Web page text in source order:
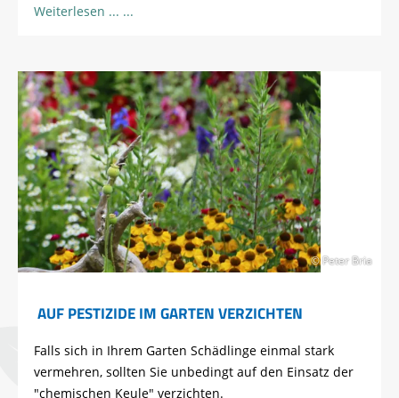
Weiterlesen ...
© Peter Bria
AUF PESTIZIDE IM GARTEN VERZICHTEN
Falls sich in Ihrem Garten Schädlinge einmal stark
vermehren, sollten Sie unbedingt auf den Einsatz der
"chemischen Keule" verzichten.